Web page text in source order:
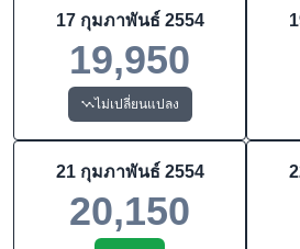
17 กุมภาพันธ์ 2554
19,950
ไม่เปลี่ยนแปลง
21 กุมภาพันธ์ 2554
20,150